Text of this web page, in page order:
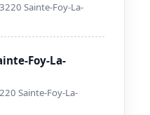
Sainte-Foy-La-
Foy-La-
Sainte-Foy-La-